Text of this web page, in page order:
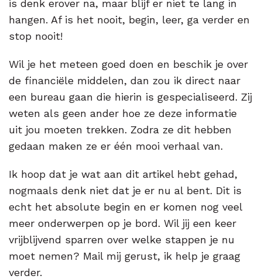
is denk erover na, maar blijf er niet te lang in
hangen. Af is het nooit, begin, leer, ga verder en
stop nooit!
Wil je het meteen goed doen en beschik je over
de financiële middelen, dan zou ik direct naar
een bureau gaan die hierin is gespecialiseerd. Zij
weten als geen ander hoe ze deze informatie
uit jou moeten trekken. Zodra ze dit hebben
gedaan maken ze er één mooi verhaal van.
Ik hoop dat je wat aan dit artikel hebt gehad,
nogmaals denk niet dat je er nu al bent. Dit is
echt het absolute begin en er komen nog veel
meer onderwerpen op je bord. Wil jij een keer
vrijblijvend sparren over welke stappen je nu
moet nemen? Mail mij gerust, ik help je graag
verder.